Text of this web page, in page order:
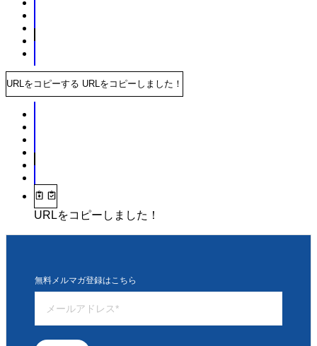
URLをコピーする URLをコピーしました！
URLをコピーしました！
無料メルマガ登録はこちら